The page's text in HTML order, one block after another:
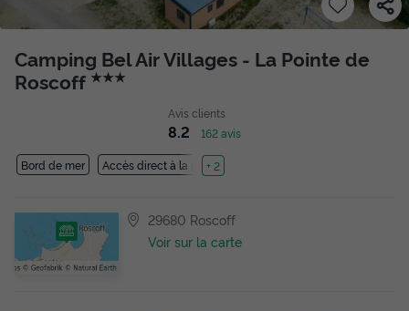
Camping Bel Air Villages - La Pointe de
Roscoff ★★★
Avis clients
8.2 162 avis
Bord de mer Accès direct à la plage
+ 2
29680 Roscoff
Voir sur la carte